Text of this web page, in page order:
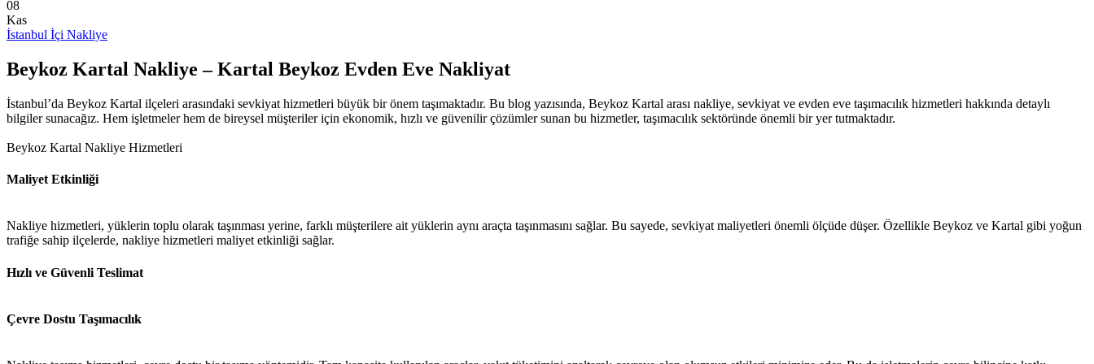
08
Kas
İstanbul İçi Nakliye
Beykoz Kartal Nakliye – Kartal Beykoz Evden Eve Nakliyat
İstanbul’da Beykoz Kartal ilçeleri arasındaki sevkiyat hizmetleri büyük bir önem taşımaktadır. Bu blog yazısında, Beykoz Kartal arası nakliye, sevkiyat ve evden eve taşımacılık hizmetleri hakkında detaylı
bilgiler sunacağız. Hem işletmeler hem de bireysel müşteriler için ekonomik, hızlı ve güvenilir çözümler sunan bu hizmetler, taşımacılık sektöründe önemli bir yer tutmaktadır.
Beykoz Kartal Nakliye Hizmetleri
Maliyet Etkinliği
Nakliye hizmetleri, yüklerin toplu olarak taşınması yerine, farklı müşterilere ait yüklerin aynı araçta taşınmasını sağlar. Bu sayede, sevkiyat maliyetleri önemli ölçüde düşer. Özellikle Beykoz ve Kartal gibi yoğun
trafiğe sahip ilçelerde, nakliye hizmetleri maliyet etkinliği sağlar.
Hızlı ve Güvenli Teslimat
Çevre Dostu Taşımacılık